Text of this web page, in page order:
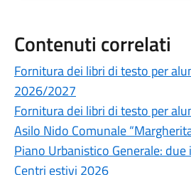
Contenuti correlati
Fornitura dei libri di testo per
2026/2027
Fornitura dei libri di testo per
Asilo Nido Comunale
Piano Urbanistico Generale:
Centri estivi 2026